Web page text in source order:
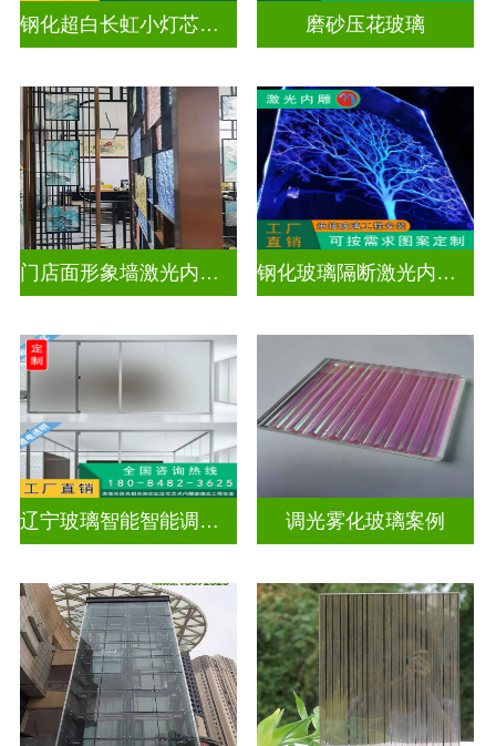
钢化超白长虹小灯芯双面压花玻璃 磨砂压花玻璃
门店面形象墙激光内雕发光艺术玻璃 钢化玻璃隔断激光内雕屏风
辽宁玻璃智能智能调光玻璃电控玻璃价格表最新 调光雾化玻璃案例